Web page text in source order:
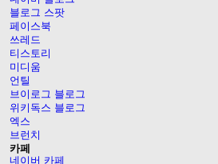
블로그 스팟
페이스북
쓰레드
티스토리
미디움
언틸
브이로그 블로그
위키독스 블로그
엑스
브런치
카페
네이버 카페